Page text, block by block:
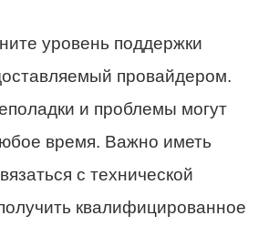
уровень поддержки
провайдером.
и проблемы могут
время. Важно иметь
с технической
квалифицированное